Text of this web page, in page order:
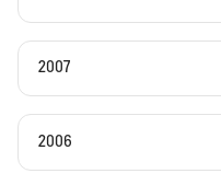
2007
2006